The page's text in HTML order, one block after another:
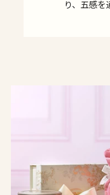
り、五感を